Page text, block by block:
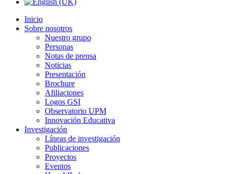
Inicio
Sobre nosotros
Nuestro grupo
Personas
Notas de prensa
Noticias
Presentación
Brochure
Afiliaciones
Logos GSI
Observatorio UPM
Innovación Educativa
Investigación
Líneas de investigación
Publicaciones
Proyectos
Eventos